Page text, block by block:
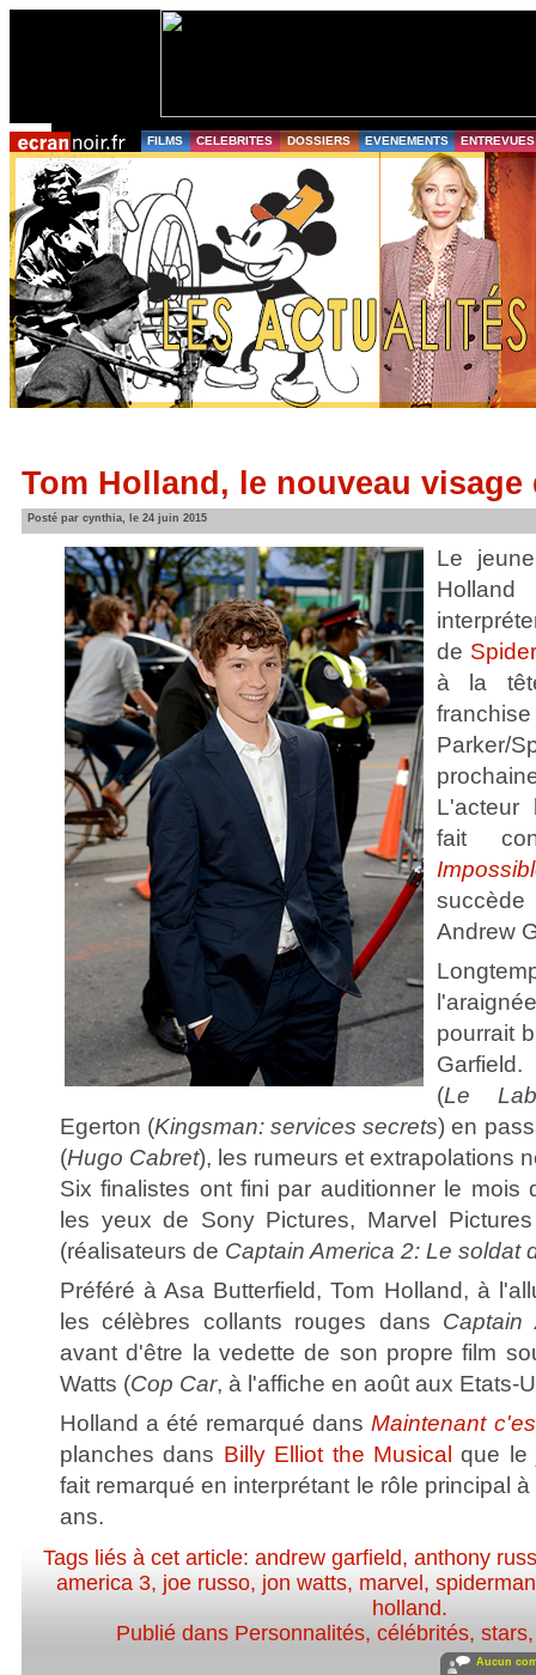
FILMS CELEBRITES DOSSIERS EVENEMENTS ENTREVUES
Tom Holland, le nouveau visage
Posté par cynthia, le 24 juin 2015
Le
de
à la
Parker/
L'acteur
fait
Andrew
pourrait
(Le
Egerton (Kingsman: services secrets) en
(Hugo Cabret), les rumeurs et extrapolations
Six finalistes ont fini par auditionner le mois
les yeux de Sony Pictures, Marvel
(réalisateurs de Captain America 2: Le soldat
Préféré à Asa Butterfield, Tom Holland, à
les célèbres collants rouges dans Captain
avant d'être la vedette de son propre film
Watts (Cop Car, à l'affiche en août aux Etats-
Holland a été remarqué dansMaintenant
planches dans Billy Elliot the Musical que le
fait remarqué en interprétant le rôle principal
ans.
Tags liés à cet article: andrew garfield, anthony
america 3, joe russo, jon watts, marvel ,spiderman
holland.
Publié dans Personnalités, célébrités, stars
Aucun